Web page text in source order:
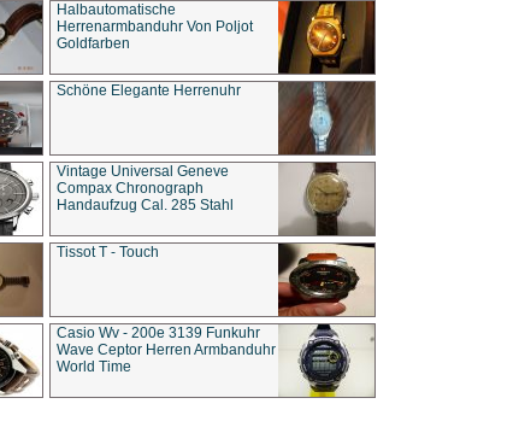
Halbautomatische
Herrenarmbanduhr Von Poljot
Goldfarben
Schöne Elegante Herrenuhr
Vintage Universal Geneve
Compax Chronograph
Handaufzug Cal. 285 Stahl
Tissot T - Touch
Casio Wv - 200e 3139 Funkuhr
Wave Ceptor Herren Armbanduhr
World Time